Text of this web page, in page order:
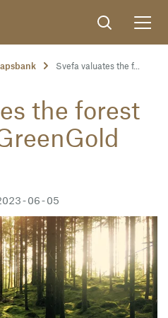
Svefa valuates the f...
the forest
06-05